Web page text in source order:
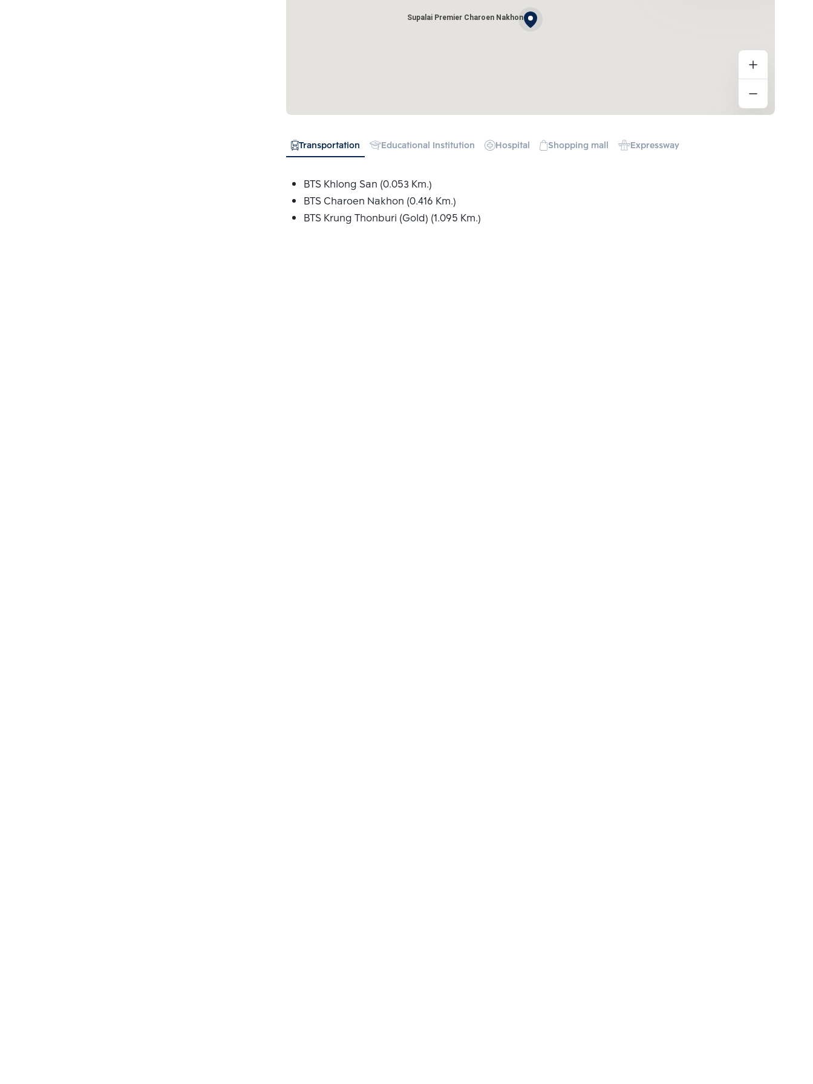
Supalai Premier Charoen Nakhon
Transportation Educational Institution Hospital Shopping mall Expressway
BTS Khlong San (0.053 Km.)
BTS Charoen Nakhon (0.416 Km.)
BTS Krung Thonburi (Gold) (1.095 Km.)